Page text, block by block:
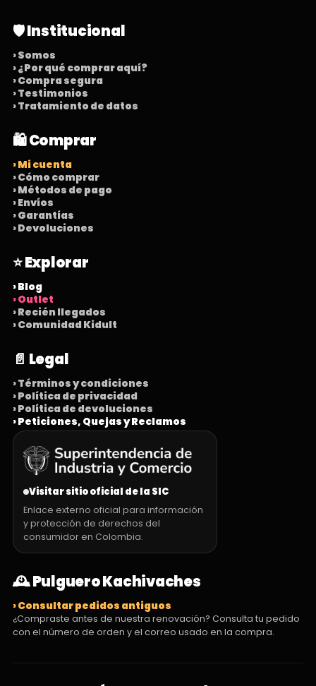
🛡️ Institucional
› Somos
› ¿Por qué comprar aquí?
› Compra segura
› Testimonios
› Tratamiento de datos
🛍️ Comprar
› Mi cuenta
› Cómo comprar
› Métodos de pago
› Envíos
› Garantías
› Devoluciones
⭐ Explorar
› Blog
› Outlet
› Recién llegados
› Comunidad Kidult
📄 Legal
› Términos y condiciones
› Política de privacidad
› Política de devoluciones
› Peticiones, Quejas y Reclamos
Visitar sitio oficial de la SIC
Enlace externo oficial para información
y protección de derechos del
consumidor en Colombia.
🕰️ Pulguero Kachivaches
› Consultar pedidos antiguos
¿Compraste antes de nuestra renovación? Consulta tu pedido
con el número de orden y el correo usado en la compra.